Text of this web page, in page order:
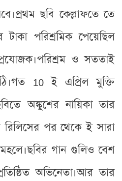
ছবি কেল্লাফতে তে
পরিশ্রমিক পেয়েছিল
ও সততাই
10 ই এপ্রিল মুক্তি
অঙ্কুশের নায়িকা তার
রিলিসের পর থেকে ই সারা
গান গুলিও বেশ
অভিনেতা।আর তার